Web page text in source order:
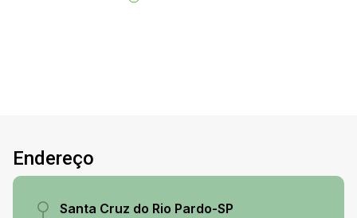
Endereço
Santa Cruz do Rio Pardo-SP